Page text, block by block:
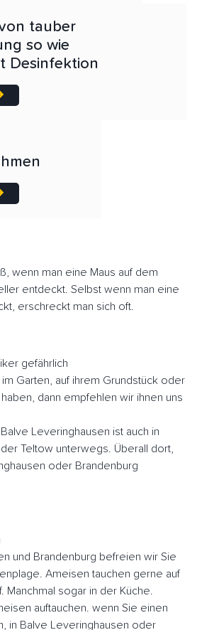
tauber
so wie
Desinfektion
wenn man eine Maus auf dem
entdeckt. Selbst wenn man eine
erschreckt man sich oft.
gefährlich
Garten, auf ihrem Grundstück oder
dann empfehlen wir ihnen uns
Leveringhausen ist auch in
Teltow unterwegs. Überall dort,
oder Brandenburg
und Brandenburg befreien wir Sie
Ameisen tauchen gerne auf
Manchmal sogar in der Küche.
auftauchen. wenn Sie einen
in Balve Leveringhausen oder